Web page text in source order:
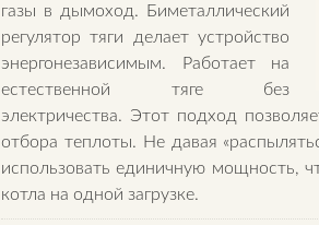
газы в дымоход. Биметаллический
регулятор тяги делает устройство
энергонезависимым. Работает на
естественной тяге без
электричества. Этот подход
отбора теплоты. Не давая
использовать единичную мощность,
котла на одной загрузке.